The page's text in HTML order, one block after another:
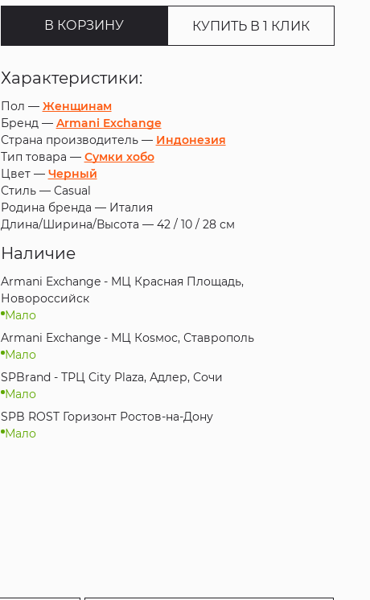
В КОРЗИНУ КУПИТЬ В 1 КЛИК
Характеристики:
Пол — Женщинам
Бренд — Armani Exchange
Страна производитель — Индонезия
Тип товара — Сумки хобо
Цвет — Черный
Стиль — Casual
Родина бренда — Италия
Длина/Ширина/Высота — 42 / 10 / 28 см
Наличие
Armani Exchange - МЦ Красная Площадь,
Новороссийск
Мало
Armani Exchange - МЦ Коsмос, Ставрополь
Мало
SPBrand - ТРЦ City Plaza, Адлер, Сочи
Мало
SPB ROST Горизонт Ростов-на-Дону
Мало